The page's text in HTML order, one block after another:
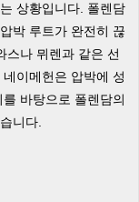
상황입니다. 폴렌담
박 루트가 완전히 끊
스나 뮈렌과 같은 선
이메헌은 압박에 성
바탕으로 폴렌담의
니다.